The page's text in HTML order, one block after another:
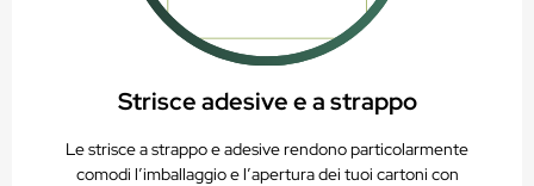
Strisce adesive e a strappo
Le strisce a strappo e adesive rendono particolarmente
comodi l’imballaggio e l’apertura dei tuoi cartoni con